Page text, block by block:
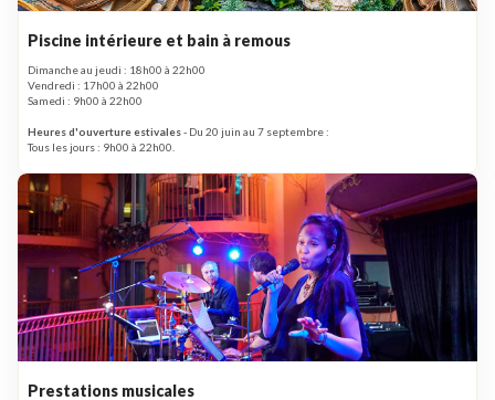
Piscine intérieure et bain à remous
Dimanche au jeudi : 18h00 à 22h00
Vendredi : 17h00 à 22h00
Samedi : 9h00 à 22h00
Heures d'ouverture estivales- Du 20 juin au 7 septembre :
Tous les jours : 9h00 à 22h00.
Prestations musicales